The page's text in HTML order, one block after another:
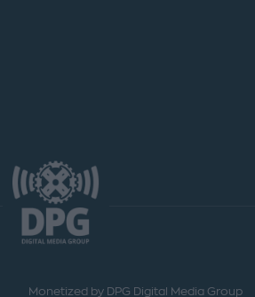
Monetized by DPG Digital Media Group